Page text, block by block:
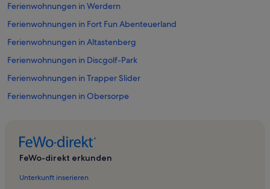
Ferienwohnungen in Werdern
Ferienwohnungen in Fort Fun Abenteuerland
Ferienwohnungen in Altastenberg
Ferienwohnungen in Discgolf-Park
Ferienwohnungen in Trapper Slider
Ferienwohnungen in Obersorpe
Ferienwohnungen in Silbach
FeWo-direkt erkunden
Unterkunft inserieren